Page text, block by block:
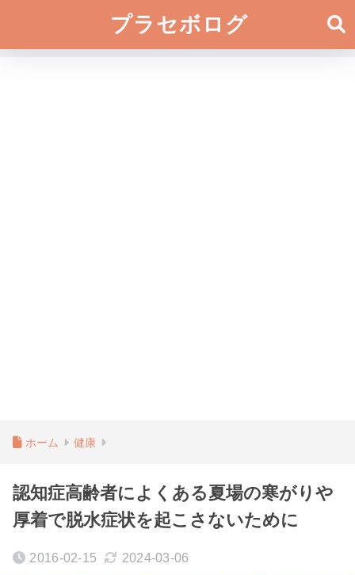
プラセボログ
ホーム 健康
認知症高齢者によくある夏場の寒がりや
厚着で脱水症状を起こさないために
2016-02-15 2024-03-06